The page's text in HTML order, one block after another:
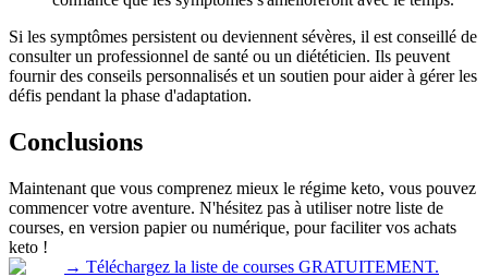
Si les symptômes persistent ou deviennent sévères, il est conseillé de
consulter un professionnel de santé ou un diététicien. Ils peuvent
fournir des conseils personnalisés et un soutien pour aider à gérer les
défis pendant la phase d'adaptation.
Conclusions
Maintenant que vous comprenez mieux le régime keto, vous pouvez
commencer votre aventure. N'hésitez pas à utiliser notre liste de
courses, en version papier ou numérique, pour faciliter vos achats
keto !
→ Téléchargez la liste de courses GRATUITEMENT.